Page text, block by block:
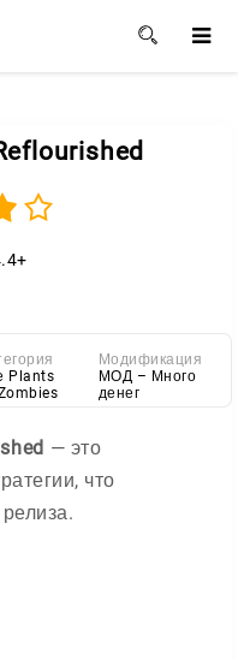
Plants
Модификация
МОД – Много
денег
— это
что